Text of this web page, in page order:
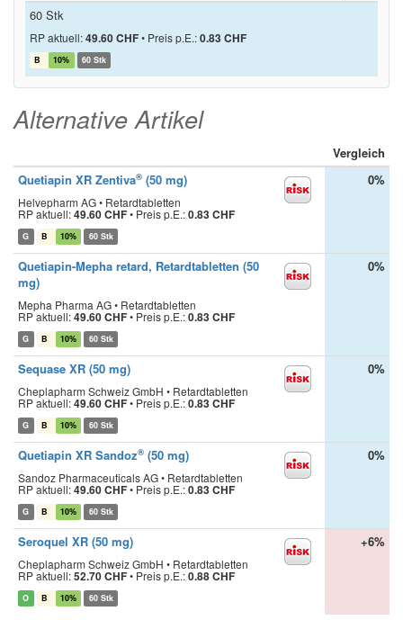
60 Stk
RP aktuell:49.60 CHF• Preis p.E.:0.83 CHF
B 10% 60 Stk
Alternative Artikel
Vergleich
Quetiapin XR Zentiva® (50 mg)
Helvepharm AG • Retardtabletten
RP aktuell:49.60 CHF• Preis p.E.:0.83 CHF
G B 10% 60 Stk
0%
Quetiapin-Mepha retard, Retardtabletten (50
mg)
Mepha Pharma AG • Retardtabletten
RP aktuell:49.60 CHF• Preis p.E.:0.83 CHF
G B 10% 60 Stk
0%
Sequase XR (50 mg)
Cheplapharm Schweiz GmbH • Retardtabletten
RP aktuell:49.60 CHF• Preis p.E.:0.83 CHF
G B 10% 60 Stk
0%
Quetiapin XR Sandoz® (50 mg)
Sandoz Pharmaceuticals AG • Retardtabletten
RP aktuell:49.60 CHF• Preis p.E.:0.83 CHF
G B 10% 60 Stk
0%
Seroquel XR (50 mg)
Cheplapharm Schweiz GmbH • Retardtabletten
RP aktuell:52.70 CHF• Preis p.E.:0.88 CHF
O B 10% 60 Stk
+6%